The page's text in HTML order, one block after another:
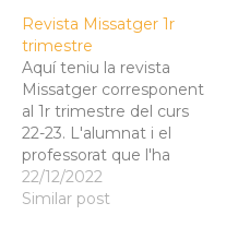
e
n
s
i
n
n
e
w
w
i
n
d
o
w
)
p
e
i
n
n
e
w
i
n
Revista Missatger 1r
trimestre
Aquí teniu la revista
Missatger corresponent
al 1r trimestre del curs
22-23. L'alumnat i el
professorat que l'ha
elaborada hi ha posat
moltes ganes i il·lusió i
22/12/2022
Similar post